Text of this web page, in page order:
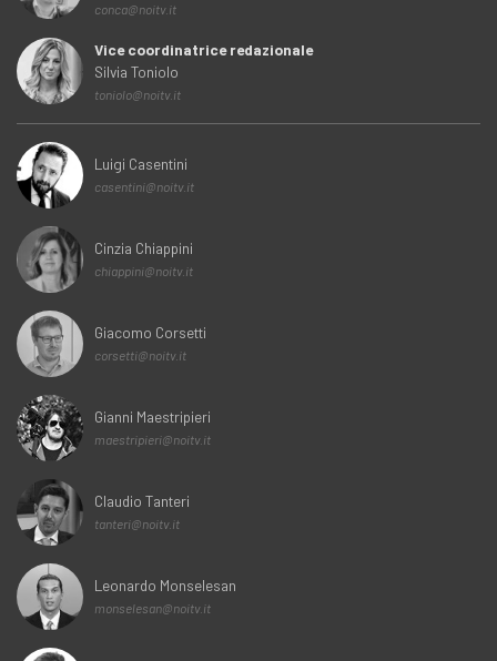
conca@noitv.it
Vice coordinatrice redazionale
Silvia Toniolo
toniolo@noitv.it
Luigi Casentini
casentini@noitv.it
Cinzia Chiappini
chiappini@noitv.it
Giacomo Corsetti
corsetti@noitv.it
Gianni Maestripieri
maestripieri@noitv.it
Claudio Tanteri
tanteri@noitv.it
Leonardo Monselesan
monselesan@noitv.it